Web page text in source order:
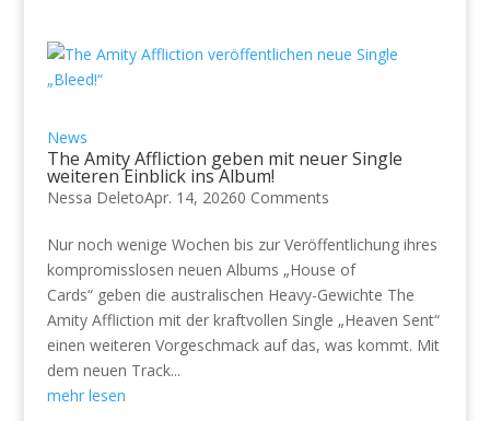
News
The Amity Affliction geben mit neuer Single
weiteren Einblick ins Album!
Nessa DeletoApr. 14, 20260 Comments
Nur noch wenige Wochen bis zur Veröffentlichung ihres
kompromisslosen neuen Albums „House of
Cards“ geben die australischen Heavy-Gewichte The
Amity Affliction mit der kraftvollen Single „Heaven Sent“
einen weiteren Vorgeschmack auf das, was kommt. Mit
dem neuen Track...
mehr lesen